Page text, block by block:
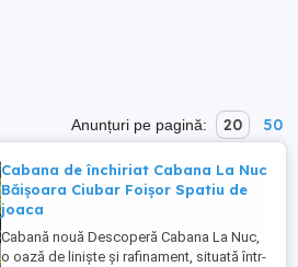
Anunțuri pe pagină: 20 50
Cabana de închiriat Cabana La Nuc
Băișoara Ciubar Foișor Spatiu de
joaca
Cabană nouă Descoperă Cabana La Nuc,
o oază de liniște și rafinament, situată într-